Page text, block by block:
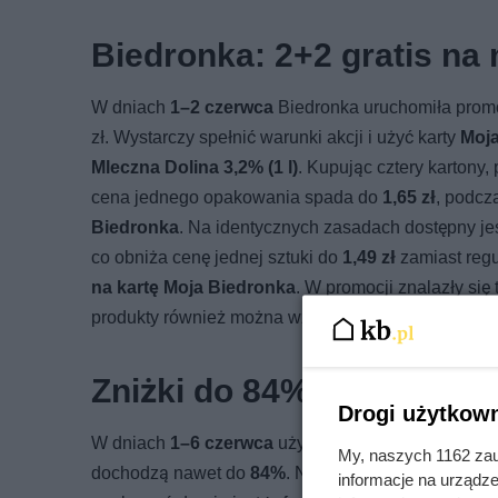
Biedronka: 2+2 gratis na
W dniach 1–2 czerwca Biedronka uruchomiła
zł. Wystarczy spełnić warunki akcji i użyć karty
Mleczna Dolina 3,2% (1 l). Kupując cztery
cena jednego opakowania spada do 1,65 zł,
Biedronka. Na identycznych zasadach dostępny
co obniża cenę jednej sztuki do 1,49 zł zamiast
na kartę Moja Biedronka. W promocji znalazły się
produkty również można wziąć w ofercie
Zniżki do 84% w
W dniach 1–6 czerwca użytkownicy karty
dochodzą nawet do 84%. Największą zniżką objęto
Drogi
My, naszych 1162
informacje na